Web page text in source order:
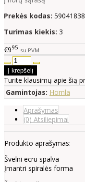
Prekės kodas:
Turimas kiekis: 3
€995 su PVM
Turite klausimų apie šią
Gamintojas: Homla
Aprašymas
(0) Atsiliepimai
Produkto aprašymas:
Švelni ecru spalva
Įmantri spiralės forma